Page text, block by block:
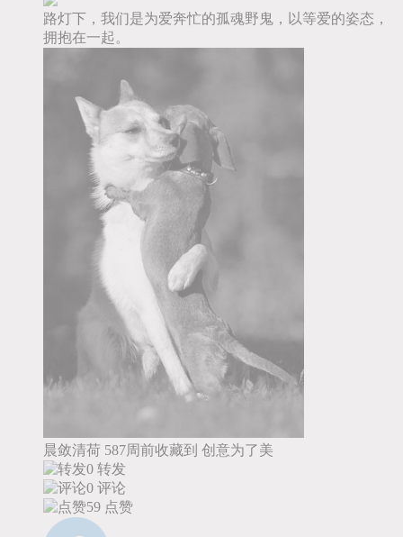
路灯下，我们是为爱奔忙的孤魂野鬼，以等爱的姿态，
拥抱在一起。
晨敛清荷 587周前收藏到 创意为了美
0 转发
0 评论
59 点赞